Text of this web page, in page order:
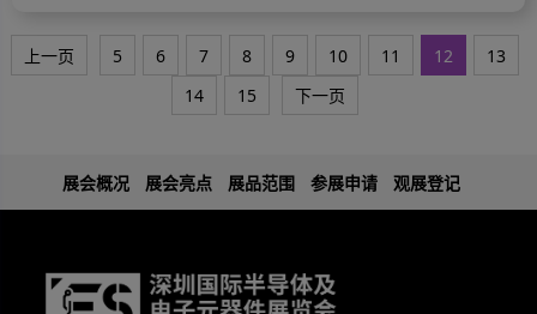
上一页 5 6 7 8 9 10 11 12
13
14
15 下一页
展会概况 展会亮点 展品范围 参展申请 观展登记